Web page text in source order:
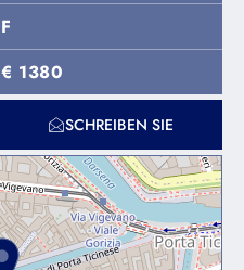
F
€ 1380
SCHREIBEN SIE